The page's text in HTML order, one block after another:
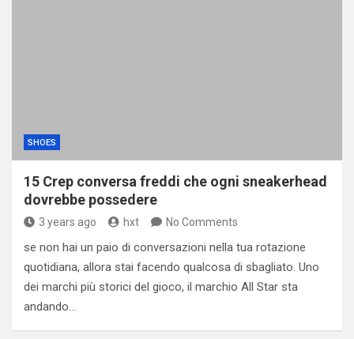
SHOES
15 Crep conversa freddi che ogni sneakerhead
dovrebbe possedere
3 years ago hxt No Comments
se non hai un paio di conversazioni nella tua rotazione
quotidiana, allora stai facendo qualcosa di sbagliato. Uno
dei marchi più storici del gioco, il marchio All Star sta
andando…